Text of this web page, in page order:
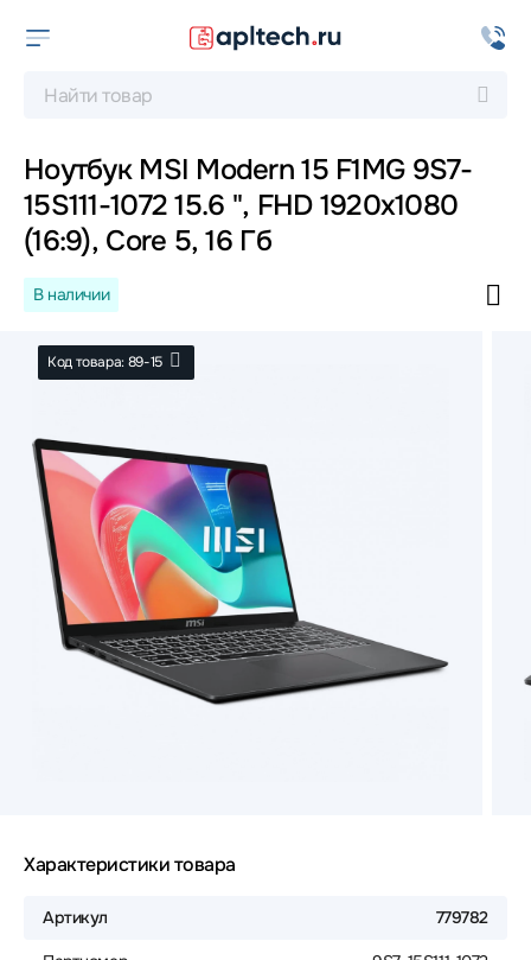
Ноутбук MSI Modern 15 F1MG 9S7-
15S111-1072 15.6 ", FHD 1920x1080
(16:9), Core 5, 16 Гб
В наличии
Код товара: 89-15
Характеристики товара
Артикул 779782